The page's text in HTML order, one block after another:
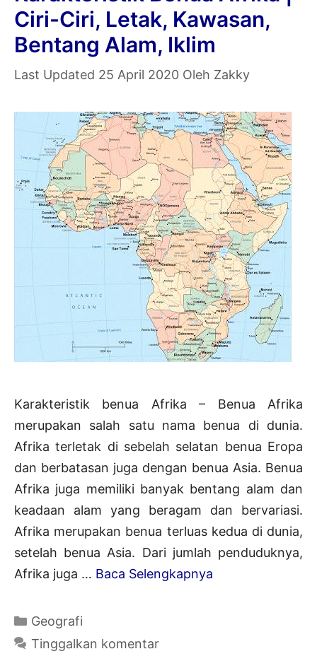
Bentang
Ciri-Ciri, Letak, Kawasan,
Bentang Alam, Iklim
25 April 2020 Oleh Zakky
Karakteristik benua Afrika – Benua Afrika
merupakan salah satu nama benua di dunia.
Afrika terletak di sebelah selatan benua Eropa
dan berbatasan juga dengan benua Asia. Benua
Afrika juga memiliki banyak bentang alam dan
keadaan alam yang beragam dan bervariasi.
Afrika merupakan benua terluas kedua di dunia,
setelah benua Asia. Dari jumlah penduduknya,
Afrika juga … Baca Selengkapnya
Kategori
Geografi
Tinggalkan komentar